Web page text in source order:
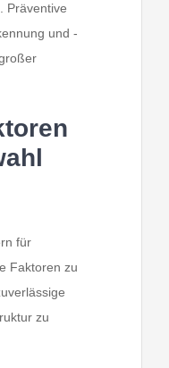
Präventive
und -
für
Faktoren zu
zu